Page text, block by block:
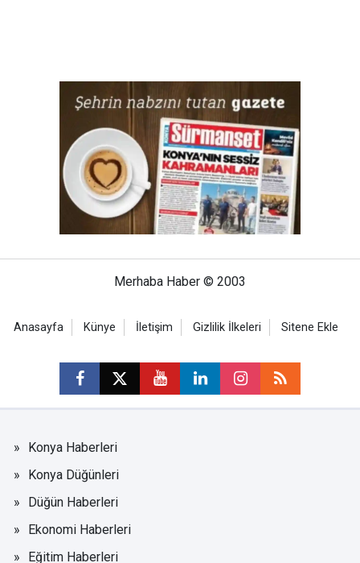
Merhaba Haber © 2003
Anasayfa Künye İletişim Gizlilik İlkeleri Sitene Ekle
Konya Haberleri
Konya Düğünleri
Düğün Haberleri
Ekonomi Haberleri
Eğitim Haberleri